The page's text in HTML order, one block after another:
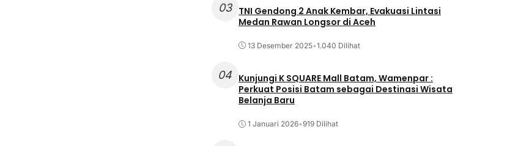
03
TNI Gendong 2 Anak Kembar, Evakuasi Lintasi
Medan Rawan Longsor di Aceh
13 Desember 2025•1.040 Dilihat
04 Kunjungi K SQUARE Mall Batam, Wamenpar :
Perkuat Posisi Batam sebagai Destinasi Wisata
Belanja Baru
1 Januari 2026•919 Dilihat